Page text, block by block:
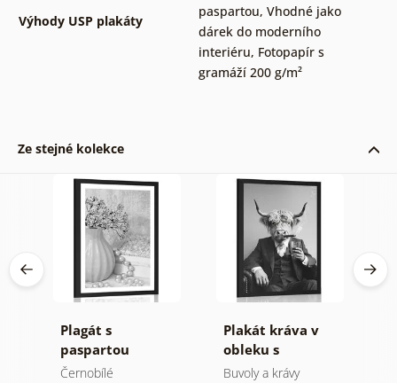
Výhody USP plakáty
paspartou, Vhodné jako
dárek do moderního
interiéru, Fotopapír s
gramáží 200 g/m²
Ze stejné kolekce
Plagát s
paspartou
luxusní zátiší v
Černobílé
Plakát kráva v
obleku s
doutníkem a
Buvoly a krávy